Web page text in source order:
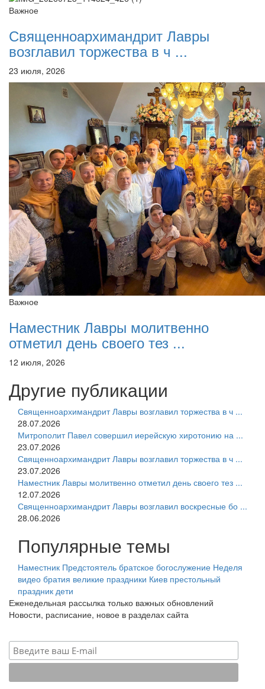
Важное
Священноархимандрит Лавры
возглавил торжества в ч ...
23 июля, 2026
Важное
Наместник Лавры молитвенно
отметил день своего тез ...
12 июля, 2026
Другие публикации
Священноархимандрит Лавры возглавил торжества в ч ...
28.07.2026
Митрополит Павел совершил иерейскую хиротонию на ...
23.07.2026
Священноархимандрит Лавры возглавил торжества в ч ...
23.07.2026
Наместник Лавры молитвенно отметил день своего тез ...
12.07.2026
Священноархимандрит Лавры возглавил воскресные бо ...
28.06.2026
Популярные темы
Наместник Предстоятель братское богослужение Неделя
видео братия великие праздники Киев престольный
праздник дети
Еженедельная рассылка только важных обновлений
Новости, расписание, новое в разделах сайта